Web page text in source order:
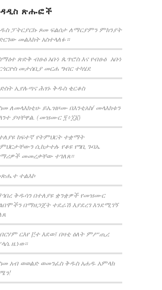
ጽሑፎች
ፓትርያርኩ ጾመ ፍልሰታ ለማርያምን ምክንያት
መልእክት አስተላለፉ።
ጽድቅ ብፁዕ አቡነ ጴጥሮስ እና የብፁዕ አቡነ
መታሰቢያ መርሐ ግብር ተካሄደ
ኢየሉጣና ሕፃኑ ቅዱስ ቂርቆስ
ለመላእክቲሁ ይኤዝዞሙ በእንቲአከ/ መላእክቱን
ያዛቸዋል. (መዝሙር ፺፥፲፩)
ከፍተኛ የትምህርት ተቋማት
ሲከታተሉ የቆዩ የግቢ ጉባኤ
መመረቃቸው ተገለጸ።
ተልእኮ
ቅዱሳን በተለያዩ ቋንቋዎች የመዝሙር
በማዘጋጀት ተደራሽ እያደረገ እንደሚገኝ
ርእየ ፫ተ እደወ፤ በዛቲ ዕለት ምሥጢረ
ዜነወ።
አብ ወወልድ ወመንፈስ ቅዱስ አሐዱ አምላክ